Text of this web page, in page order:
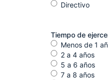
Directivo
Tiempo de
Menos de 1
2 a 4 años
5 a 6 años
7 a 8 años